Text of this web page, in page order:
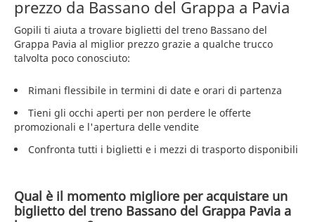
prezzo da Bassano del Grappa a Pavia
Gopili ti aiuta a trovare biglietti del treno Bassano del
Grappa Pavia al miglior prezzo grazie a qualche trucco
talvolta poco conosciuto:
Rimani flessibile in termini di date e orari di partenza
Tieni gli occhi aperti per non perdere le offerte
promozionali e l'apertura delle vendite
Confronta tutti i biglietti e i mezzi di trasporto disponibili
Qual è il momento migliore per acquistare un
biglietto del treno Bassano del Grappa Pavia a